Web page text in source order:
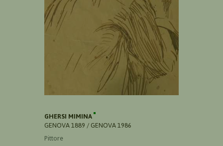
GHERSI MIMINA
GENOVA 1889 / GENOVA 1986
Pittore